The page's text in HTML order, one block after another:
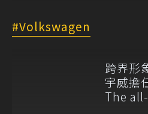
Volkswagen
跨界形
宇威擔
The